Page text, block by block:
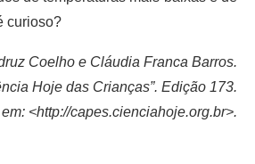
curioso?
Coelho e Cláudia Franca Barros.
Hoje das Crianças”. Edição 173.
<http://capes.cienciahoje.org.br>.